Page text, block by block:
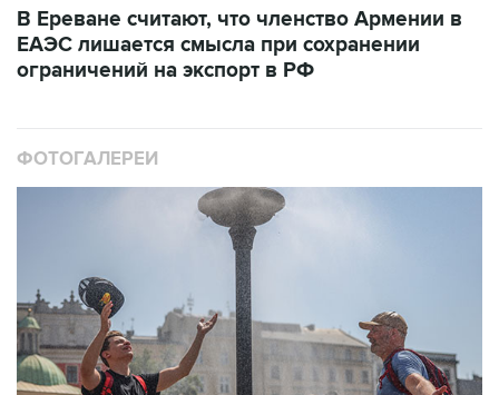
В Ереване считают, что членство Армении в
ЕАЭС лишается смысла при сохранении
ограничений на экспорт в РФ
ФОТОГАЛЕРЕИ